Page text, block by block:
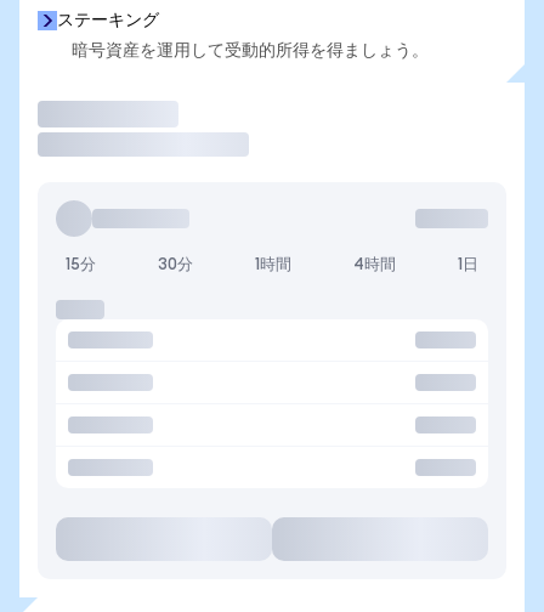
ステーキング
暗号資産を運用して受動的所得を得ましょう。
15分 30分 1時間 4時間 1日